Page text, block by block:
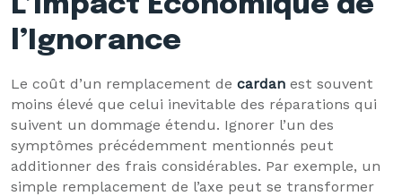
l’Ignorance
Le coût d’un remplacement de cardan est souvent
moins élevé que celui inevitable des réparations qui
suivent un dommage étendu. Ignorer l’un des
symptômes précédemment mentionnés peut
additionner des frais considérables. Par exemple, un
simple remplacement de l’axe peut se transformer